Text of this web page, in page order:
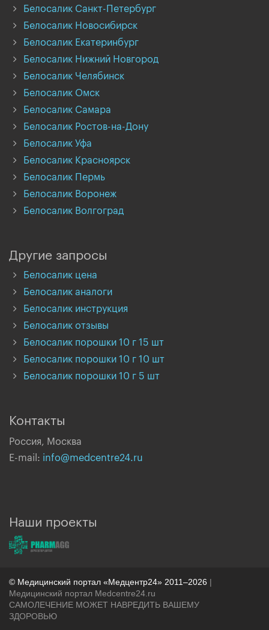
Белосалик Санкт-Петербург
Белосалик Новосибирск
Белосалик Екатеринбург
Белосалик Нижний Новгород
Белосалик Челябинск
Белосалик Омск
Белосалик Самара
Белосалик Ростов-на-Дону
Белосалик Уфа
Белосалик Красноярск
Белосалик Пермь
Белосалик Воронеж
Белосалик Волгоград
Другие запросы
Белосалик цена
Белосалик аналоги
Белосалик инструкция
Белосалик отзывы
Белосалик порошки 10 г 15 шт
Белосалик порошки 10 г 10 шт
Белосалик порошки 10 г 5 шт
Контакты
Россия, Москва
E-mail: info@medcentre24.ru
Наши проекты
© Медицинский портал «Медцентр24» 2011–2026 |
Медицинский портал Medcentre24.ru
САМОЛЕЧЕНИЕ МОЖЕТ НАВРЕДИТЬ ВАШЕМУ
ЗДОРОВЬЮ